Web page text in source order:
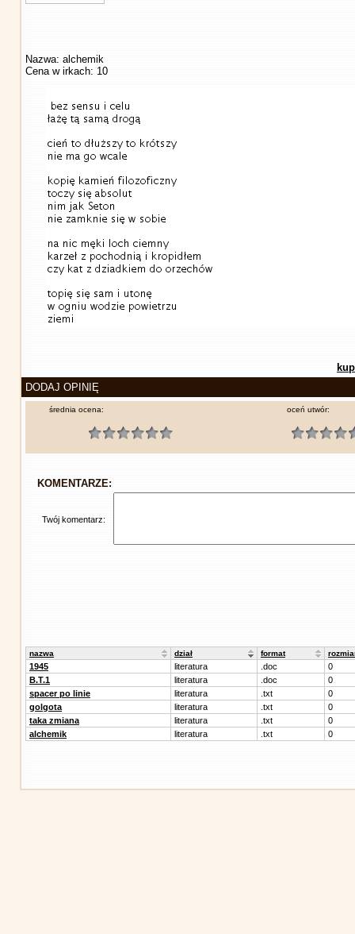
Nazwa: alchemik
Cena w irkach: 10
DODAJ OPINIĘ
średnia ocena: oceń utwór:
KOMENTARZE:
Twój komentarz:
nazwa dział format
1945 literatura .doc
0
B.T.1
literatura .doc
0
spacer po linie
literatura .txt
0
golgota
literatura .txt
0
taka zmiana
literatura .txt
0
alchemik
literatura .txt 0